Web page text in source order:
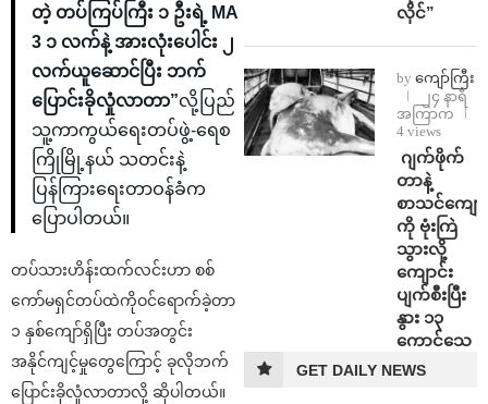
တဲ့ တပ်ကြပ်ကြီး ၁ ဦးရဲ့ MA
3 ၁ လက်နဲ့ အားလုံးပေါင်း ၂
လက်ယူဆောင်ပြီး ဘက်
ပြောင်းခိုလှုံလာတာ”လို့ပြည်
သူ့ကာကွယ်ရေးတပ်ဖွဲ့-ရေစ
ကြိုမြို့နယ် သတင်းနဲ့
ပြန်ကြားရေးတာဝန်ခံက
ပြောပါတယ်။
တပ်သားဟိန်းထက်လင်းဟာ စစ်
ကော်မရှင်တပ်ထဲကိုဝင်ရောက်ခဲ့တာ
၁ နှစ်ကျော်ရှိပြီး တပ်အတွင်း
အနိုင်ကျင့်မှုတွေကြောင့် ခုလိုဘက်
ပြောင်းခိုလှုံလာတာလို့ ဆိုပါတယ်။
လိုင်”
by ကျော်ကြီး
၂၄ နာရီ
အကြာက
4 views
⁨⁩ ⁨ဂျက်ဖိုက်
တာနဲ့
စာသင်ကျော
ကို ဗုံးကြဲ
သွားလို့
ကျောင်း
ပျက်စီးပြီး
နွား ၁၃
ကောင်သေ
GET DAILY NEWS